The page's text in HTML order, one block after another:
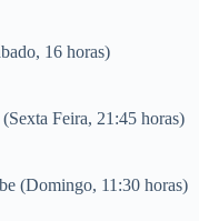
16 horas)
Feira, 21:45 horas)
(Domingo, 11:30 horas)